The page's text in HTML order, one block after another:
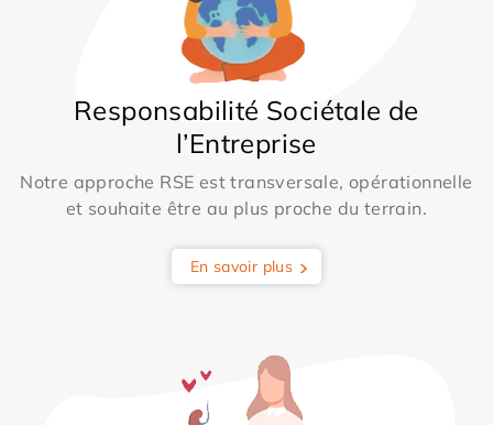
Responsabilité Sociétale de
l’Entreprise
Notre approche RSE est transversale, opérationnelle
et souhaite être au plus proche du terrain.
En savoir plus